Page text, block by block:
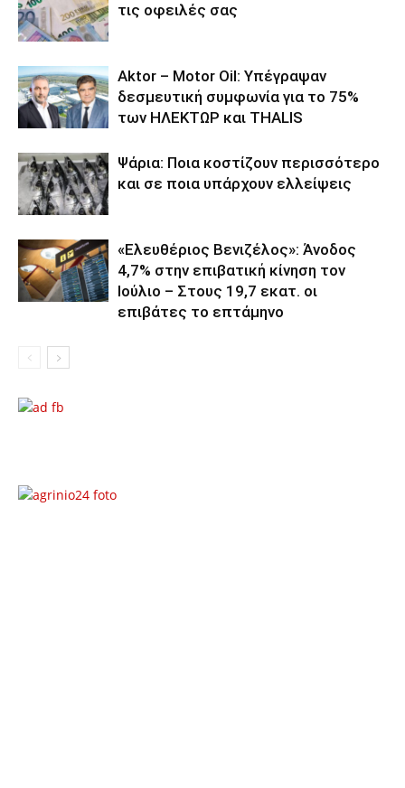
τις οφειλές σας
Aktor – Motor Oil: Υπέγραψαν
δεσμευτική συμφωνία για το 75%
των ΗΛΕΚΤΩΡ και THALIS
Ψάρια: Ποια κοστίζουν περισσότερο
και σε ποια υπάρχουν ελλείψεις
«Ελευθέριος Βενιζέλος»: Άνοδος
4,7% στην επιβατική κίνηση τον
Ιούλιο – Στους 19,7 εκατ. οι
επιβάτες το επτάμηνο